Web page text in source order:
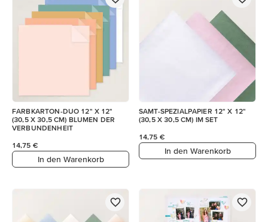
FARBKARTON-DUO 12" X 12"
(30,5 X 30,5 CM) BLUMEN DER
VERBUNDENHEIT
14,75 €
In den Warenkorb
SAMT-SPEZIALPAPIER 12" X 12"
(30,5 X 30,5 CM) IM SET
14,75 €
In den Warenkorb